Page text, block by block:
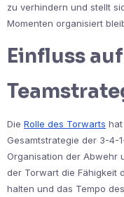
zu verhindern und stellt
Momenten organisiert
Einfluss
Die Rolle des Torwarts
Gesamtstrategie der 3-4-
Organisation der Abwehr
der Torwart die Fähigkeit
halten und das Tempo